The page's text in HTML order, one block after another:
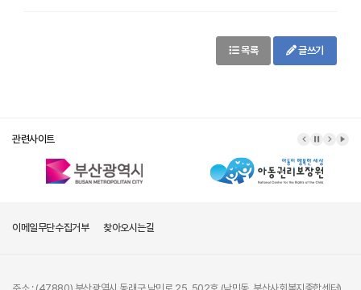
목록 글쓰기
관련사이트
이메일무단수집거부 찾아오시는길